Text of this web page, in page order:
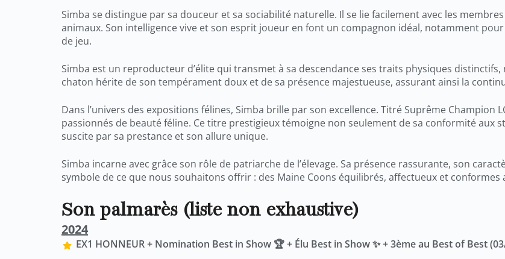
Simba se distingue par sa douceur et sa sociabilité naturelle. Il se lie facilement avec les
animaux. Son intelligence vive et son esprit joueur en font un compagnon idéal, notamment
de jeu.
Simba est un reproducteur d’élite qui transmet à sa descendance ses traits physiques
chaton hérite de son tempérament doux et de sa présence majestueuse, assurant ainsi la
Dans l’univers des expositions félines, Simba brille par son excellence. Titré Suprême Champion
passionnés de beauté féline. Ce titre prestigieux témoigne non seulement de sa conformité aux
suscite par sa prestance et son allure unique.
Simba incarne avec grâce son rôle de patriarche de l’élevage. Sa présence rassurante, son
symbole de ce que nous souhaitons offrir : des Maine Coons équilibrés, affectueux et conformes
Son palmarès (liste non exhaustive)
2024
EX1 HONNEUR + Nomination Best in Show 🏆 + Élu Best in Show ✨ + 3ème au Best of Best